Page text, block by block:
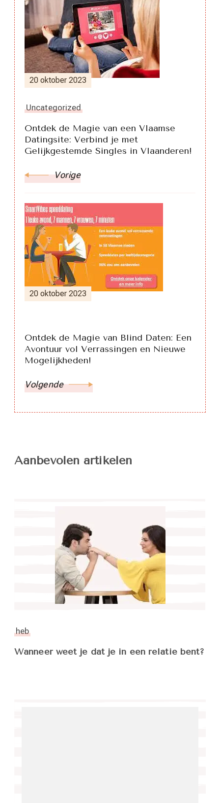
20 oktober 2023
Uncategorized
Ontdek de Magie van een Vlaamse
Datingsite: Verbind je met
Gelijkgestemde Singles in Vlaanderen!
Vorige
20 oktober 2023
Ontdek de Magie van Blind Daten: Een
Avontuur vol Verrassingen en Nieuwe
Mogelijkheden!
Volgende
Aanbevolen artikelen
heb
Wanneer weet je dat je in een relatie bent?